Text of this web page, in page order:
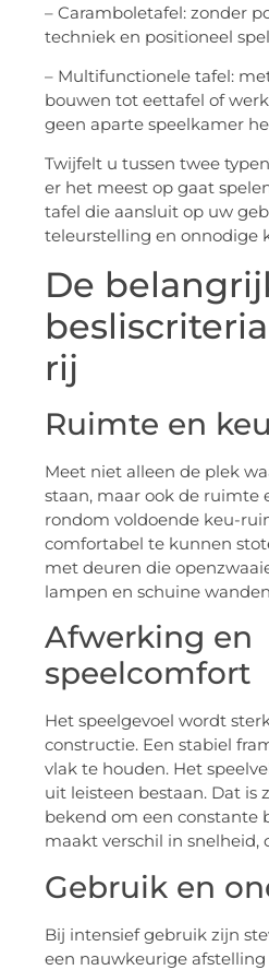
– Caramboletafel: zonder
techniek en positioneel
– Multifunctionele tafel:
bouwen tot eettafel of
geen aparte speelkamer
Twijfelt u tussen twee
er het meest op gaat
tafel die aansluit op uw
teleurstelling en onnodige
De
rij
Ruimte en
Meet niet alleen de plek
staan, maar ook de ruimte
rondom voldoende keu-
comfortabel te kunnen
met deuren die
lampen en schuine
Afwerking en
speelcomfort
Het speelgevoel wordt
constructie. Een stabiel
vlak te houden. Het
uit leisteen bestaan. Dat is
bekend om een constante
maakt verschil in snelheid,
Gebruik en
Bij intensief gebruik zijn
een nauwkeurige